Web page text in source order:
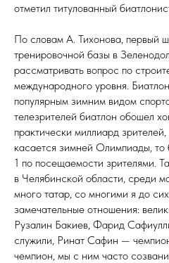
отметил титулованный
По словам А. Тихонова, первый
тренировочной базы в
рассматривать вопрос по
международного уровня.
популярным зимним видом
телезрителей биатлон обошел
практически миллиард
касается зимней Олимпиады, то
1 по посещаемости зрителями.
в Челябинской области, среди
много татар, со многими я до
замечательные отношения:
Рузалин Бакиев, Фарид
служили, Ринат Сафин —
чемпион, мы с ним часто